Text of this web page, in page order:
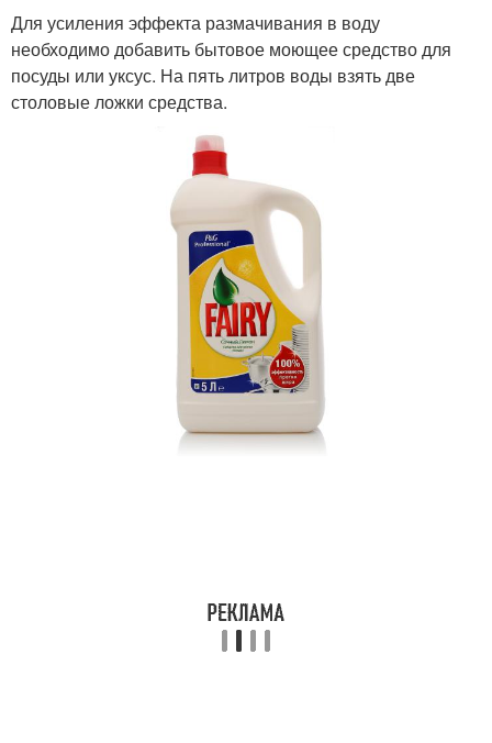
Для усиления эффекта размачивания в воду
необходимо добавить бытовое моющее средство для
посуды или уксус. На пять литров воды взять две
столовые ложки средства.